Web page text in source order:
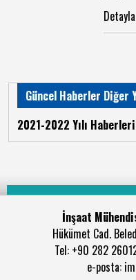
Güncel Haberler Diğer
2021-2022 Yılı Haberleri
İnşaat
Hükümet Cad.
Tel: +90 282
e-posta: